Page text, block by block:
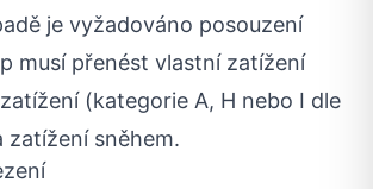
je vyžadováno posouzení
musí přenést vlastní zatížení
(kategorie A, H nebo I dle
zatížení sněhem.